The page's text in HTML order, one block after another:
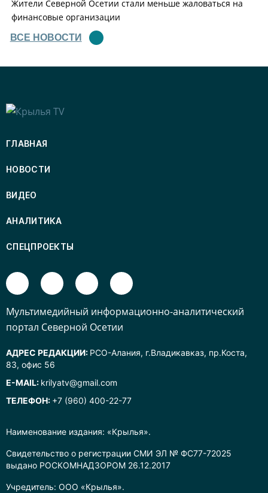
Жители Северной Осетии стали меньше жаловаться на
финансовые организации
ВСЕ НОВОСТИ
Наименование издания: «Крылья».
Свидетельство о регистрации СМИ ЭЛ № ФС77-72025
выдано РОСКОМНАДЗОРОМ 26.12.2017
Учредитель: ООО «Крылья».
ГЛАВНАЯ
НОВОСТИ
ВИДЕО
АНАЛИТИКА
СПЕЦПРОЕКТЫ
Mультимедийный информационно-аналитический
портал Северной Осетии
АДРЕС РЕДАКЦИИ: РСО-Алания, г.Владикавказ, пр.Коста,
83, офис 56
E-MAIL: krilyatv@gmail.com
ТЕЛЕФОН: +7 (960) 400-22-77